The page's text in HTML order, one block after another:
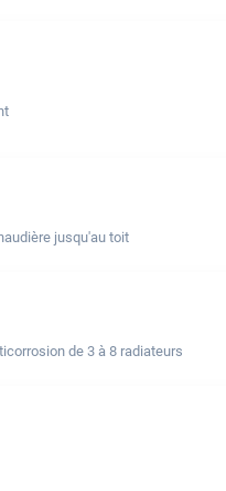
jusqu'au toit
de 3 à 8 radiateurs